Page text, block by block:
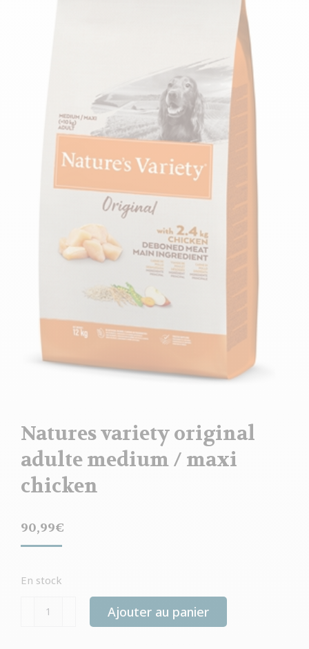
Natures variety original
adulte medium / maxi
chicken
90,99€
En stock
quantité
Ajouter au panier